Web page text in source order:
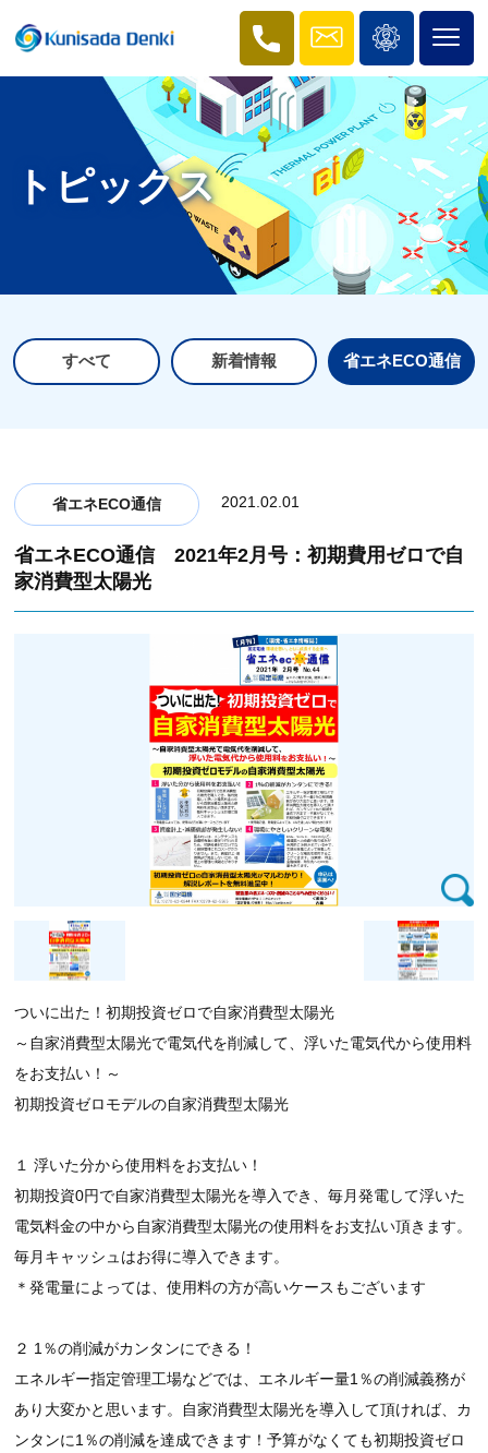
トピックス
すべて 新着情報 省エネECO通信
省エネECO通信 2021.02.01
省エネECO通信 2021年2月号：初期費用ゼロで自
家消費型太陽光
ついに出た！初期投資ゼロで自家消費型太陽光
～自家消費型太陽光で電気代を削減して、浮いた電気代から使用料
をお支払い！～
初期投資ゼロモデルの自家消費型太陽光
１ 浮いた分から使用料をお支払い！
初期投資0円で自家消費型太陽光を導入でき、毎月発電して浮いた
電気料金の中から自家消費型太陽光の使用料をお支払い頂きます。
毎月キャッシュはお得に導入できます。
＊発電量によっては、使用料の方が高いケースもございます
２ 1 ％の削減がカンタンにできる！
エネルギー指定管理工場などでは、エネルギー量1 ％の削減義務が
あり大変かと思います。自家消費型太陽光を導入して頂ければ、カ
ンタンに1 ％の削減を達成できます！予算がなくても初期投資ゼロ